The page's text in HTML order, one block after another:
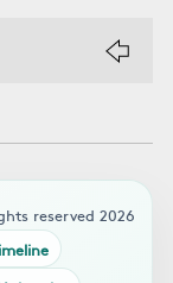
reserved 2026